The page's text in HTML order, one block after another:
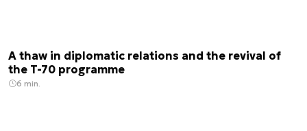
A thaw in diplomatic relations and the revival of
the T-70 programme
6 min.